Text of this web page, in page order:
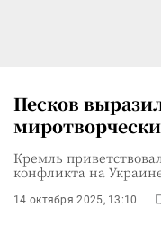
Песков
Кремль
конфликта на
14 октября 2025, 13:10